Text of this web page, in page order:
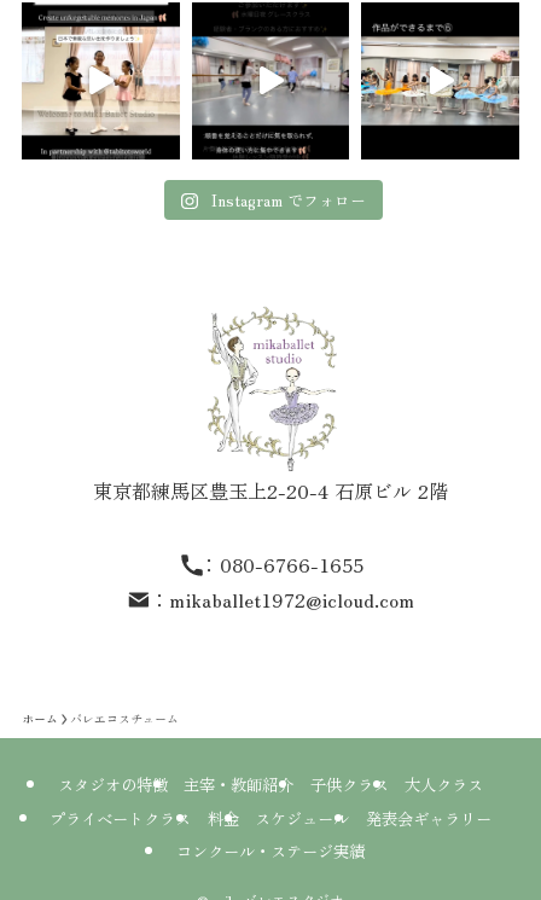
Instagram でフォロー
東京都練馬区豊玉上2-20-4 石原ビル 2階
： 080-6766-1655
： mikaballet1972@icloud.com
ホーム バレエコスチューム
スタジオの特徴 主宰・教師紹介 子供クラス
大人クラス
プライベートクラス
料金 スケジュール
発表会ギャラリー
コンクール・ステージ実績